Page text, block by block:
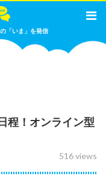
「いま」を発信
程！オンライン型
516 views